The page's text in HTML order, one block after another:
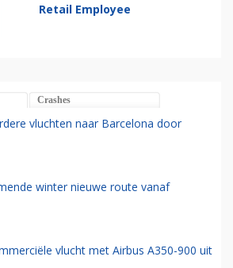
Retail Employee
Crashes
vluchten naar Barcelona door
winter nieuwe route vanaf
vlucht met Airbus A350-900 uit